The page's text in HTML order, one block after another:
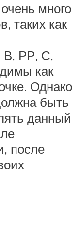
много
таких как
В, РР, С,
как
Однако
быть
данный
после